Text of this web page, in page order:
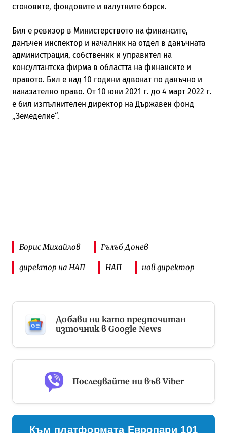
стоковите, фондовите и валутните борси.
Бил е ревизор в Министерството на финансите,
данъчен инспектор и началник на отдел в данъчната
администрация, собственик и управител на
консултантска фирма в областта на финансите и
правото. Бил е над 10 години адвокат по данъчно и
наказателно право. От 10 юни 2021 г. до 4 март 2022 г.
е бил изпълнителен директор на Държавен фонд
„Земеделие“.
Борис Михайлов Гълъб Донев
директор на НАП НАП нов директор
Добави ни като предпочитан
източник в Google News
Последвайте ни във Viber
Към платформата Европари 101